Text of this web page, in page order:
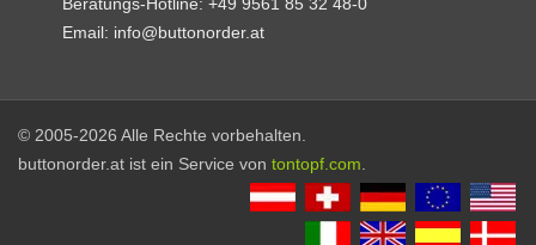
Beratungs-Hotline:+49 9561 85 32 48-0
Email: info@buttonorder.at
© 2005-2026 Alle Rechte vorbehalten.
buttonorder.at ist ein Service von tontopf.com.